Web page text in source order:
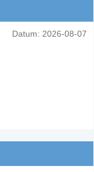
Datum: 2026-08-07